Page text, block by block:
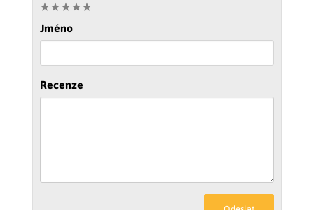
Jméno
Recenze